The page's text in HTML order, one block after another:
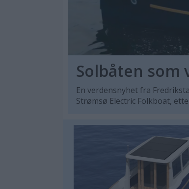
Solbåten som
En verdensnyhet fra
Strømsø Electric Folkboat,